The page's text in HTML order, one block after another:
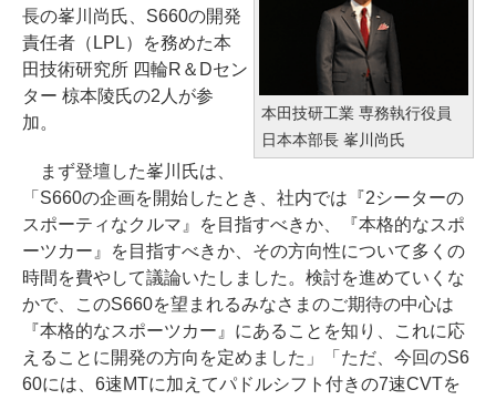
本田技研工業 専務執行役員
日本本部長 峯川尚氏
長の峯川尚氏、S660の開発
責任者（LPL）を務めた本
田技術研究所 四輪R＆Dセン
ター 椋本陵氏の2人が参
加。
まず登壇した峯川氏は、
「S660の企画を開始したとき、社内では『2シーターの
スポーティなクルマ』を目指すべきか、『本格的なスポ
ーツカー』を目指すべきか、その方向性について多くの
時間を費やして議論いたしました。検討を進めていくな
かで、このS660を望まれるみなさまのご期待の中心は
『本格的なスポーツカー』にあることを知り、これに応
えることに開発の方向を定めました」「ただ、今回のS6
60には、6速MTに加えてパドルシフト付きの7速CVTを